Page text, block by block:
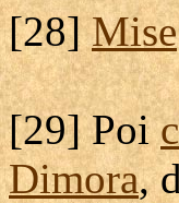
[28]Mise
[29] Poi
Dimora,